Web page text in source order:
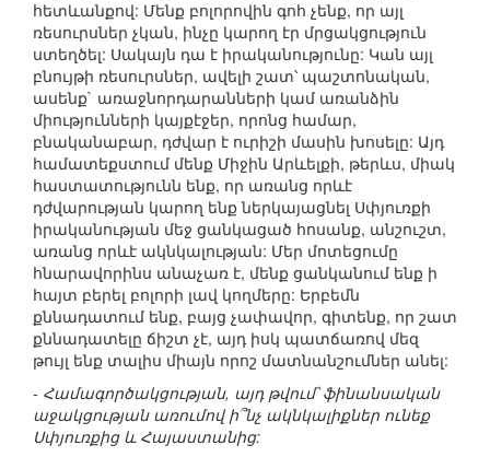
հետևանքով: Մենք բոլորովին գոհ չենք, որ այլ
ռեսուրսներ չկան, ինչը կարող էր մրցակցություն
ստեղծել: Սակայն դա է իրականությունը: Կան այլ
բնույթի ռեսուրսներ, ավելի շատ՝ պաշտոնական,
ասենք` առաջնորդարանների կամ առանձին
միությունների կայքէջեր, որոնց համար,
բնականաբար, դժվար է ուրիշի մասին խոսելը: Այդ
համատեքստում մենք Միջին Արևելքի, թերևս, միակ
հաստատությունն ենք, որ առանց որևէ
դժվարության կարող ենք ներկայացնել Սփյուռքի
իրականության մեջ ցանկացած հոսանք, անշուշտ,
առանց որևէ ակնկալության: Մեր մոտեցումը
հնարավորինս անաչառ է, մենք ցանկանում ենք ի
հայտ բերել բոլորի լավ կողմերը: Երբեմն
քննադատում ենք, բայց չափավոր, գիտենք, որ շատ
քննադատելը ճիշտ չէ, այդ իսկ պատճառով մեզ
թույլ ենք տալիս միայն որոշ մատնանշումներ անել:
- Համագործակցության, այդ թվում՝ ֆինանսական
աջակցության առումով ի՞նչ ակնկալիքներ ունեք
Սփյուռքից և Հայաստանից: